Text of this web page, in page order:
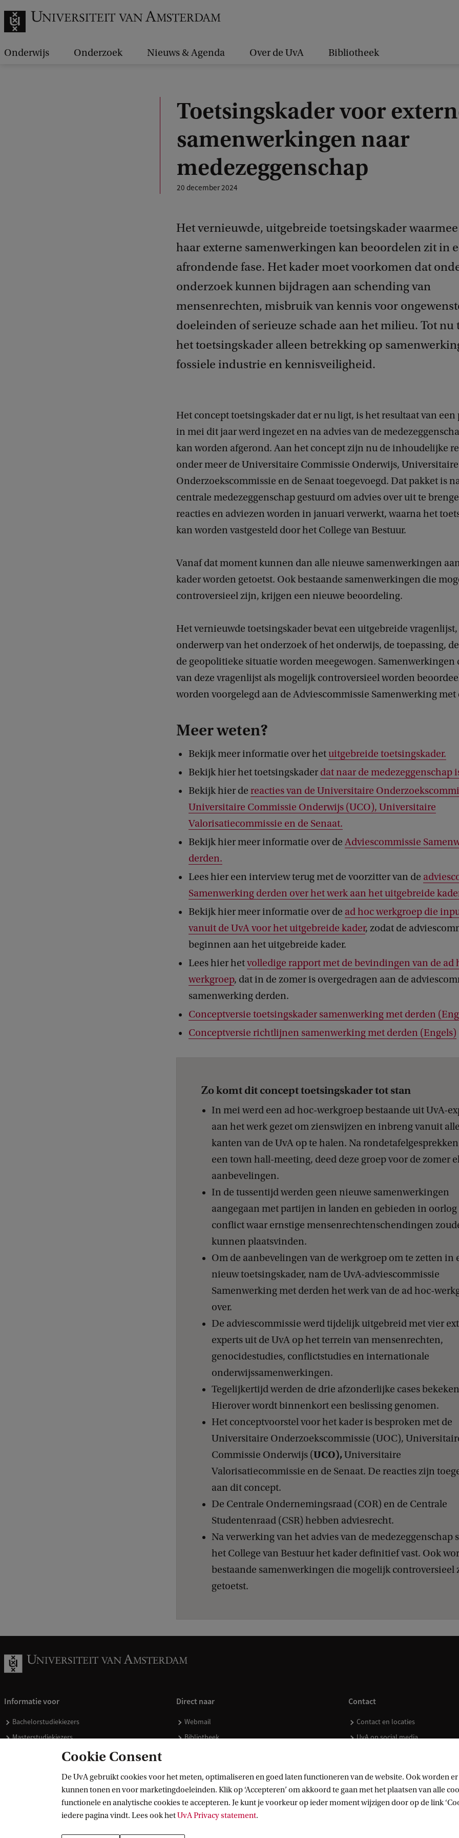
Onderwijs Onderzoek Nieuws & Agenda Over de UvA Bibliotheek
Toetsingskader voor
samenwerkingen naar
medezeggenschap
20 december 2024
Het vernieuwde, uitgebreide toetsingskader
haar externe samenwerkingen kan beoordelen zit in
afrondende fase. Het kader moet voorkomen dat
onderzoek kunnen bijdragen aan schending van
mensenrechten, misbruik van kennis voor
doeleinden of serieuze schade aan het milieu. Tot nu
het toetsingskader alleen betrekking op
fossiele industrie en kennisveiligheid.
Het concept toetsingskader dat er nu ligt, is het resultaat van een
in mei dit jaar werd ingezet en na advies van de
kan worden afgerond. Aan het concept zijn nu de inhoudelijke
onder meer de Universitaire Commissie Onderwijs, Universitaire
Onderzoekscommissie en de Senaat toegevoegd. Dat pakket is
centrale medezeggenschap gestuurd om advies over uit te
reacties en adviezen worden in januari verwerkt, waarna het
kan worden vastgesteld door het College van Bestuur.
Vanaf dat moment kunnen dan alle nieuwe samenwerkingen
kader worden getoetst. Ook bestaande samenwerkingen die
controversieel zijn, krijgen een nieuwe beoordeling.
Het vernieuwde toetsingskader bevat een uitgebreide
onderwerp van het onderzoek of het onderwijs, de toepassing,
de geopolitieke situatie worden meegewogen. Samenwerkingen
van deze vragenlijst als mogelijk controversieel worden
worden voorgelegd aan de Adviescommissie Samenwerking met
Meer weten?
Bekijk meer informatie over hetuitgebreide toetsingskader.
Bekijk hier het toetsingskader dat naar de medezeggenschap
Bekijk hier de reacties van de Universitaire
Universitaire Commissie Onderwijs (UCO), Universitaire
Valorisatiecommissie en de Senaat.
Bekijk hier meer informatie over de Adviescommissie
derden.
Lees hier een interview terug met de voorzitter van de
Samenwerking derden over het werk aan het uitgebreide
Bekijk hier meer informatie over de ad hoc werkgroep die
vanuit de UvA voor het uitgebreide kader, zodat de
beginnen aan het uitgebreide kader.
Lees hier hetvolledige rapport met de bevindingen van de ad
werkgroep, dat in de zomer is overgedragen aan de
samenwerking derden.
Conceptversie toetsingskader samenwerking met derden
Conceptversie richtlijnen samenwerking met derden (Engels)
Zo komt dit concept toetsingskader tot stan
In mei werd een ad hoc-werkgroep bestaande uit UvA-
aan het werk gezet om zienswijzen en inbreng vanuit alle
kanten van de UvA op te halen. Na
een town hall-meeting, deed deze groep voor de zomer
aanbevelingen.
In de tussentijd werden geen nieuwe samenwerkingen
aangegaan met partijen in landen en gebieden in oorlog
conflict waar ernstige mensenrechtenschendingen
kunnen plaatsvinden.
Om de aanbevelingen van de werkgroep om te zetten in
nieuw toetsingskader, nam de UvA-adviescommissie
Samenwerking met derden het werk van de ad hoc-
over.
De adviescommissie werd tijdelijk uitgebreid met vier
experts uit de UvA op het terrein van mensenrechten,
genocidestudies, conflictstudies en internationale
onderwijssamenwerkingen.
Tegelijkertijd werden de drie afzonderlijke cases
Hierover wordt binnenkort een beslissing genomen.
Het conceptvoorstel voor het kader is besproken met de
Universitaire Onderzoekscommissie (UOC),
Commissie Onderwijs (UCO), Universitaire
Valorisatiecommissie en de Senaat. De reacties zijn
aan dit concept.
De Centrale Ondernemingsraad (COR) en de Centrale
Studentenraad (CSR) hebben adviesrecht.
Na verwerking van het advies van de medezeggenschap
het College van Bestuur het kader definitief vast. Ook
bestaande samenwerkingen die mogelijk controversieel
getoetst.
Informatie voor
Bachelorstudiekiezers
Masterstudiekiezers
Schooldecanen en vakdocenten
Direct naar
Webmail
Bibliotheek
Doneren
Merchandise kopen
Contact
Contact en locaties
UvA op social media
Cookie Consent
De UvA gebruikt cookies voor het meten, optimaliseren en goed laten functioneren van de website. Ook worden
kunnen tonen en voor marketingdoeleinden. Klik op ‘Accepteren’ om akkoord te gaan met het plaatsen van alle
functionele en analytische cookies te accepteren. Je kunt je voorkeur op ieder moment wijzigen door op de link
iedere pagina vindt. Lees ook hetUvA Privacy statement.